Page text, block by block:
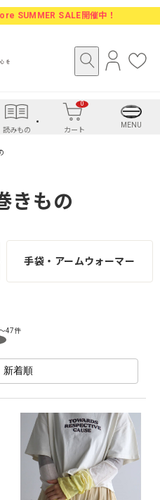
SUMMER SALE開催中！
に
入
り
読みもの カート
0
MENU
きもの
手袋・アームウォーマー
47件
新着順